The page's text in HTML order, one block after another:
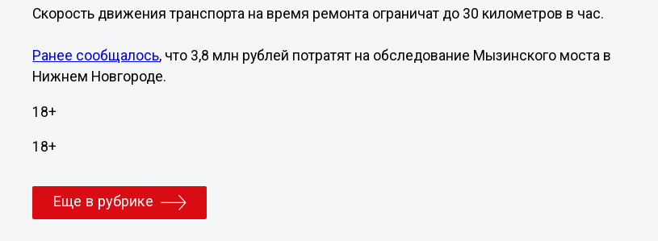
Скорость движения транспорта на время ремонта ограничат до 30 километров в час.
Ранее сообщалось, что 3,8 млн рублей потратят на обследование Мызинского моста в
Нижнем Новгороде.
18+
18+
Еще в рубрике